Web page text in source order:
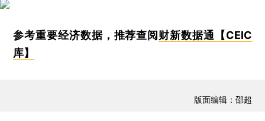
参考重要经济数据，推荐查阅 财新数据通【CEIC
库】
版面编辑：邵超